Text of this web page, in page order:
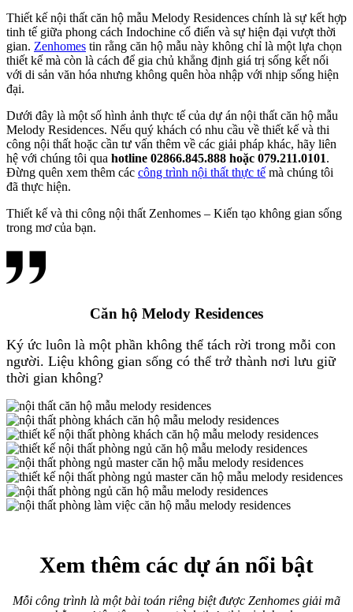
Thiết kế nội thất căn hộ mẫu Melody Residences chính là sự kết hợp
tinh tế giữa phong cách Indochine cổ điển và sự hiện đại vượt thời
gian. Zenhomes tin rằng căn hộ mẫu này không chỉ là một lựa chọn
thiết kế mà còn là cách để gia chủ khẳng định giá trị sống kết nối
với di sản văn hóa nhưng không quên hòa nhập với nhịp sống hiện
đại.
Dưới đây là một số hình ảnh thực tế của dự án nội thất căn hộ mẫu
Melody Residences. Nếu quý khách có nhu cầu về thiết kế và thi
công nội thất hoặc cần tư vấn thêm về các giải pháp khác, hãy liên
hệ với chúng tôi qua hotline 02866.845.888 hoặc 079.211.0101.
Đừng quên xem thêm các công trình nội thất thực tế mà chúng tôi
đã thực hiện.
Thiết kế và thi công nội thất Zenhomes – Kiến tạo không gian sống
trong mơ của bạn.
Căn hộ Melody Residences
Ký ức luôn là một phần không thể tách rời trong mỗi con
người. Liệu không gian sống có thể trở thành nơi lưu giữ
thời gian không?
Xem thêm các dự án nổi bật
Mỗi công trình là một bài toán riêng biệt được Zenhomes giải mã